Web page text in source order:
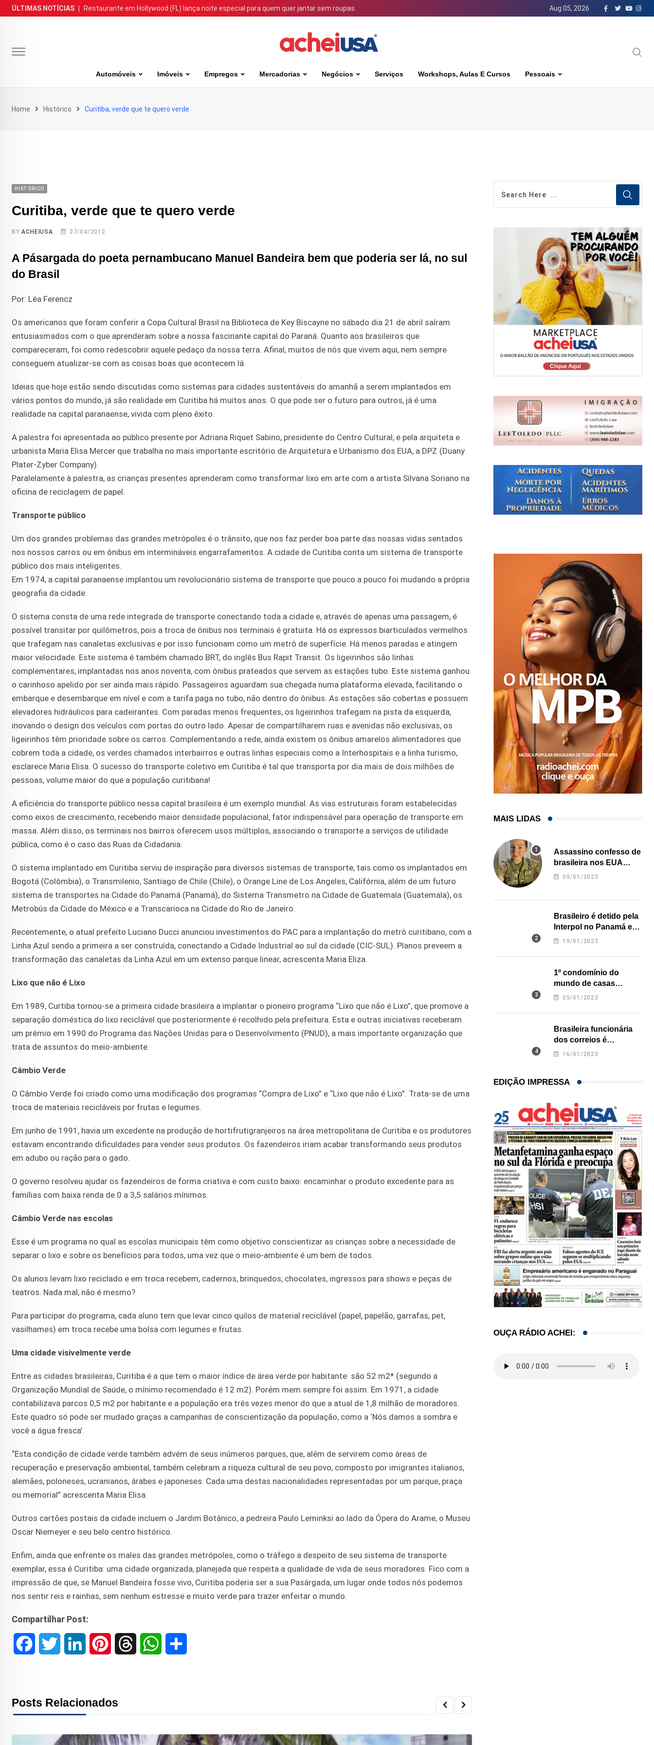
Skip
to
ÚLTIMAS NOTÍCIAS Restaurante em Hollywood (FL) lança noite especial para quem quer jantar sem roupas Aug 05, 2026
Automóveis Imóveis Empregos Mercadorias Negócios Serviços Workshops, Aulas E Cursos Pessoais
Home Histórico Curitiba, verde que te quero verde
HISTÓRICO
Curitiba, verde que te quero verde
BYACHEIUSA 27/04/2012
A Pásargada do poeta pernambucano Manuel Bandeira bem que poderia ser lá, no sul
do Brasil
Por: Léa Ferencz
Os americanos que foram conferir a Copa Cultural Brasil na Biblioteca de Key Biscayne no sábado dia 21 de abril saíram
entusiasmados com o que aprenderam sobre a nossa fascinante capital do Paraná. Quanto aos brasileiros que
compareceram, foi como redescobrir aquele pedaço da nossa terra. Afinal, muitos de nós que vivem aqui, nem sempre
conseguem atualizar-se com as coisas boas que acontecem lá.
Ideias que hoje estão sendo discutidas como sistemas para cidades sustentáveis do amanhã a serem implantados em
vários pontos do mundo, já são realidade em Curitiba há muitos anos. O que pode ser o futuro para outros, já é uma
realidade na capital paranaense, vivida com pleno êxito.
A palestra foi apresentada ao público presente por Adriana Riquet Sabino, presidente do Centro Cultural, e pela arquiteta e
urbanista Maria Elisa Mercer que trabalha no mais importante escritório de Arquitetura e Urbanismo dos EUA, a DPZ (Duany
Plater-Zyber Company).
Paralelamente à palestra, as crianças presentes aprenderam como transformar lixo em arte com a artista Silvana Soriano na
oficina de reciclagem de papel.
Transporte público
Um dos grandes problemas das grandes metrópoles é o trânsito, que nos faz perder boa parte das nossas vidas sentados
nos nossos carros ou em ônibus em intermináveis engarrafamentos. A cidade de Curitiba conta um sistema de transporte
público dos mais inteligentes.
Em 1974, a capital paranaense implantou um revolucionário sistema de transporte que pouco a pouco foi mudando a própria
geografia da cidade.
O sistema consta de uma rede integrada de transporte conectando toda a cidade e, através de apenas uma passagem, é
possível transitar por quilômetros, pois a troca de ônibus nos terminais é gratuita. Há os expressos biarticulados vermelhos
que trafegam nas canaletas exclusivas e por isso funcionam como um metrô de superfície. Há menos paradas e atingem
maior velocidade. Este sistema é também chamado BRT, do inglês Bus Rapit Transit. Os ligeirinhos são linhas
complementares, implantadas nos anos noventa, com ônibus prateados que servem as estações tubo. Este sistema ganhou
o carinhoso apelido por ser ainda mais rápido. Passageiros aguardam sua chegada numa plataforma elevada, facilitando o
embarque e desembarque em nível e com a tarifa paga no tubo, não dentro do ônibus. As estações são cobertas e possuem
elevadores hidráulicos para cadeirantes. Com paradas menos frequentes, os ligeirinhos trafegam na pista da esquerda,
inovando o design dos veículos com portas do outro lado. Apesar de compartilharem ruas e avenidas não exclusivas, os
ligeirinhos têm prioridade sobre os carros. Complementando a rede, ainda existem os ônibus amarelos alimentadores que
cobrem toda a cidade, os verdes chamados interbairros e outras linhas especiais como a Interhospitais e a linha turismo,
esclarece Maria Elisa. O sucesso do transporte coletivo em Curitiba é tal que transporta por dia mais de dois milhões de
pessoas, volume maior do que a população curitibana!
A eficiência do transporte público nessa capital brasileira é um exemplo mundial. As vias estruturais foram estabelecidas
como eixos de crescimento, recebendo maior densidade populacional, fator indispensável para operação de transporte em
massa. Além disso, os terminais nos bairros oferecem usos múltiplos, associando o transporte a serviços de utilidade
pública, como é o caso das Ruas da Cidadania.
O sistema implantado em Curitiba serviu de inspiração para diversos sistemas de transporte, tais como os implantados em
Bogotá (Colômbia), o Transmilenio, Santiago de Chile (Chile), o Orange Line de Los Angeles, Califórnia, além de um futuro
sistema de transportes na Cidade do Panamá (Panamá), do Sistema Transmetro na Cidade de Guatemala (Guatemala), os
Metrobús da Cidade do México e a Transcarioca na Cidade do Rio de Janeiro.
Recentemente, o atual prefeito Luciano Ducci anunciou investimentos do PAC para a implantação do metrô curitibano, com a
Linha Azul sendo a primeira a ser construída, conectando a Cidade Industrial ao sul da cidade (CIC-SUL). Planos preveem a
transformação das canaletas da Linha Azul em um extenso parque linear, acrescenta Maria Eliza.
Lixo que não é Lixo
Em 1989, Curtiba tornou-se a primeira cidade brasileira a implantar o pioneiro programa “Lixo que não é Lixo”, que promove a
separação doméstica do lixo reciclável que posteriormente é recolhido pela prefeitura. Esta e outras iniciativas receberam
um prêmio em 1990 do Programa das Nações Unidas para o Desenvolvimento (PNUD), a mais importante organização que
trata de assuntos do meio-ambiente.
Câmbio Verde
O Câmbio Verde foi criado como uma modificação dos programas “Compra de Lixo” e “Lixo que não é Lixo”. Trata-se de uma
troca de materiais recicláveis por frutas e legumes.
Em junho de 1991, havia um excedente na produção de hortifrutigranjeiros na área metropolitana de Curitiba e os produtores
estavam encontrando dificuldades para vender seus produtos. Os fazendeiros iriam acabar transformando seus produtos
em adubo ou ração para o gado.
O governo resolveu ajudar os fazendeiros de forma criativa e com custo baixo: encaminhar o produto excedente para as
famílias com baixa renda de 0 a 3,5 salários mínimos.
Câmbio Verde nas escolas
Esse é um programa no qual as escolas municipais têm como objetivo conscientizar as crianças sobre a necessidade de
separar o lixo e sobre os benefícios para todos, uma vez que o meio-ambiente é um bem de todos.
Os alunos levam lixo reciclado e em troca recebem, cadernos, brinquedos, chocolates, ingressos para shows e peças de
teatros. Nada mal, não é mesmo?
Para participar do programa, cada aluno tem que levar cinco quilos de material reciclável (papel, papelão, garrafas, pet,
vasilhames) em troca recebe uma bolsa com legumes e frutas.
Uma cidade visivelmente verde
Entre as cidades brasileiras, Curitiba é a que tem o maior índice de área verde por habitante: são 52 m2* (segundo a
Organização Mundial de Saúde, o mínimo recomendado é 12 m2). Porém mem sempre foi assim. Em 1971, a cidade
contabilizava parcos 0,5 m2 por habitante e a população era três vezes menor do que a atual de 1,8 milhão de moradores.
Este quadro só pode ser mudado graças a campanhas de conscientização da população, como a ‘Nós damos a sombra e
você a água fresca’.
“Esta condição de cidade verde também advém de seus inúmeros parques, que, além de servirem como áreas de
recuperação e preservação ambiental, também celebram a riqueza cultural de seu povo, composto por imigrantes italianos,
alemães, poloneses, ucranianos, árabes e japoneses. Cada uma destas nacionalidades representadas por um parque, praça
ou memorial” acrescenta Maria Elisa.
Outros cartões postais da cidade incluem o Jardim Botânico, a pedreira Paulo Leminksi ao lado da Ópera do Arame, o Museu
Oscar Niemeyer e seu belo centro histórico.
Enfim, ainda que enfrente os males das grandes metrópoles, como o tráfego a despeito de seu sistema de transporte
exemplar, essa é Curitiba: uma cidade organizada, planejada que respeita a qualidade de vida de seus moradores. Fico com a
impressão de que, se Manuel Bandeira fosse vivo, Curitiba poderia ser a sua Pasárgada, um lugar onde todos nós podemos
nos sentir reis e rainhas, sem nenhum estresse e muito verde para trazer enfeitar o mundo.
Compartilhar Post:
e t k t
Posts Relacionados
MAIS LIDAS
Assassino confesso de
brasileira nos EUA
revela onde deixou o
09/01/2023
Brasileiro é detido pela
Interpol no Panamá e
pode pegar prisão
19/01/2023
1º condomínio do
mundo de casas
impressas em 3D é
05/01/2023
Brasileira funcionária
dos correios é
assassinada a facadas
16/01/2023
EDIÇÃO IMPRESSA
OUÇA RÁDIO ACHEI: